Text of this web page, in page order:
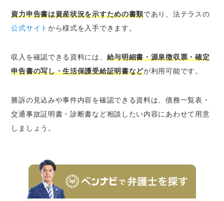
資力申告書は資産状況を示すための書類であり、法テラスの
公式サイト から様式を入手できます。
収入を確認できる資料には、 給与明細書・源泉徴収票・確定
申告書の写し・生活保護受給証明書などが利用可能です。
勝訴の見込みや事件内容を確認できる資料は、債務一覧表・
交通事故証明書・診断書など相談したい内容にあわせて用意
しましょう。